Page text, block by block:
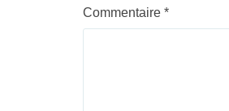
Commentaire *